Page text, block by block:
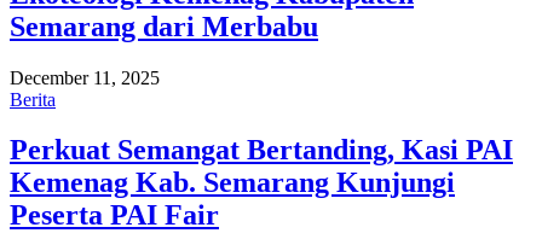
Semarang dari Merbabu
December 11, 2025
Berita
Perkuat Semangat Bertanding, Kasi PAI
Kemenag Kab. Semarang Kunjungi
Peserta PAI Fair